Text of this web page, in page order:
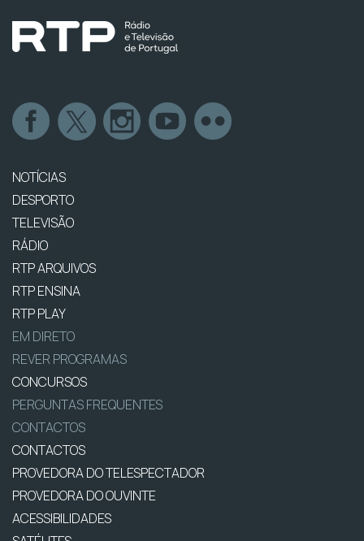
NOTÍCIAS
DESPORTO
TELEVISÃO
RÁDIO
RTP ARQUIVOS
RTP ENSINA
RTP PLAY
EM DIRETO
REVER PROGRAMAS
CONCURSOS
PERGUNTAS FREQUENTES
CONTACTOS
CONTACTOS
PROVEDORA DO TELESPECTADOR
PROVEDORA DO OUVINTE
ACESSIBILIDADES